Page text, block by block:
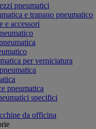
pneumatici
e trapano pneumatico
e accessori
per verniciatura
pneumatica
specifici
da officina